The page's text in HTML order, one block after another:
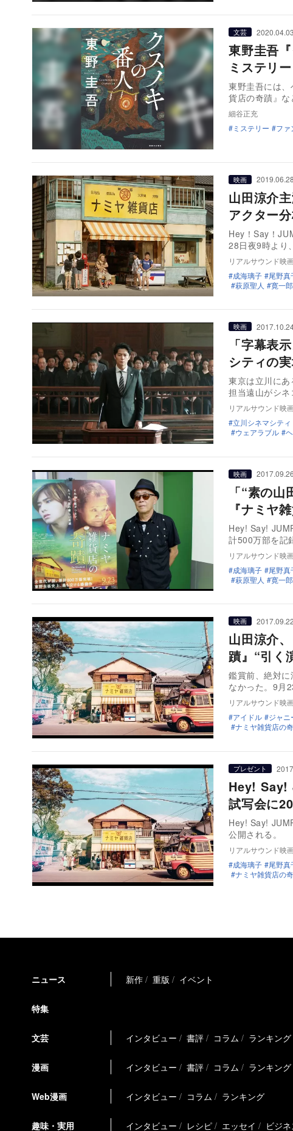
文芸
東野圭吾
ミステリ
東野圭吾には
貨店の奇蹟』
細谷正充
ミステリー
ファ
映画
山田涼介
アクター
Hey！Say！
28日夜9時より
リアルサウンド映
成海璃子
尾野真
萩原聖人
寛一郎
映画
「字幕表
シティの
東京は立川に
担当遠山がシ
リアルサウンド映
立川シネマシティ
ウェアラブル
映画
「“素の
『ナミヤ
Hey! Say!
計500万部を記
リアルサウンド映
成海璃子
尾野真
萩原聖人
寛一郎
映画
山田涼介
蹟』“引く
鑑賞前、絶対
なかった。9月
リアルサウンド映
アイドル
ジャニ
ナミヤ雑貨店の
プレゼント
Hey! Say!
試写会に
Hey! Say!
公開される。
リアルサウンド映
成海璃子
尾野真
ナミヤ雑貨店の
ニュース 新作 重版 イベント
特集
文芸 インタビュー 書評 コラム ランキング
漫画 インタビュー 書評 コラム ランキング
Web漫画 インタビュー コラム ランキング
趣味・実用 インタビュー レシピ エッセイ ビジネ